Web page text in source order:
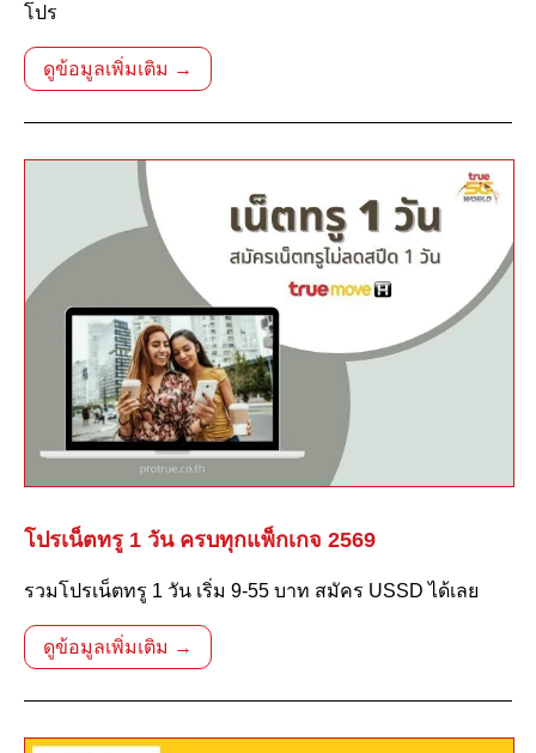
โปร
ดูข้อมูลเพิ่มเติม →
โปรเน็ตทรู 1 วัน ครบทุกแพ็กเกจ 2569
รวมโปรเน็ตทรู 1 วัน เริ่ม 9-55 บาท สมัคร USSD ได้เลย
ดูข้อมูลเพิ่มเติม →